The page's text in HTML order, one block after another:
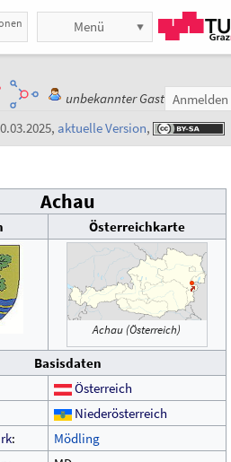
Menü
unbekannter Gast Anmelden
, aktuelle Version,
Achau
Österreichkarte
Achau (Österreich)
Basisdaten
Österreich
Niederösterreich
:
Mödling